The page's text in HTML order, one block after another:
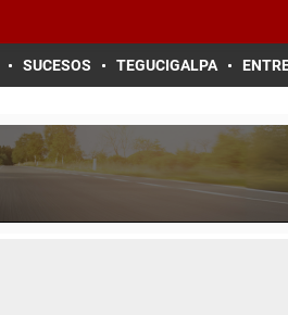
SUCESOS TEGUCIGALPA